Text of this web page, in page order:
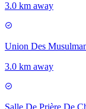
3.0 km away
Union Des
3.0 km away
Salle De Prière De